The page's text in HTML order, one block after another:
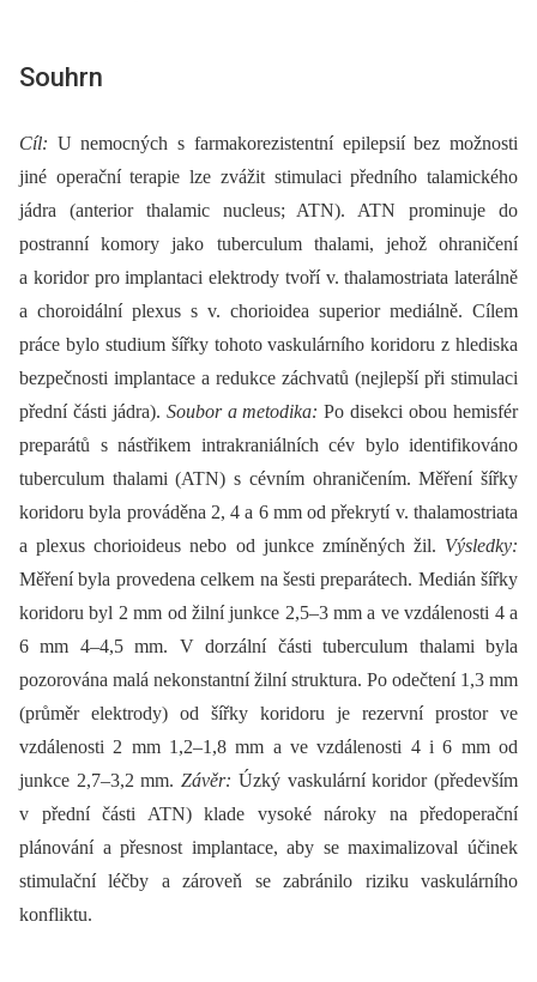
Souhrn
Cíl: U nemocných s farmakorezistentní epilepsií bez možnosti
jiné operační terapie lze zvážit stimulaci předního talamického
jádra (anterior thalamic nucleus; ATN). ATN prominuje do
postranní komory jako tuberculum thalami, jehož ohraničení
a koridor pro implantaci elektrody tvoří v. thalamostriata laterálně
a choroidální plexus s v. chorioidea superior mediálně. Cílem
práce bylo studium šířky tohoto vaskulárního koridoru z hlediska
bezpečnosti implantace a redukce záchvatů (nejlepší při stimulaci
přední části jádra). Soubor a metodika: Po disekci obou hemisfér
preparátů s nástřikem intrakraniálních cév bylo identifikováno
tuberculum thalami (ATN) s cévním ohraničením. Měření šířky
koridoru byla prováděna 2, 4 a 6 mm od překrytí v. thalamostriata
a plexus chorioideus nebo od junkce zmíněných žil. Výsledky:
Měření byla provedena celkem na šesti preparátech. Medián šířky
koridoru byl 2 mm od žilní junkce 2,5–3 mm a ve vzdálenosti 4 a
6 mm 4–4,5 mm. V dorzální části tuberculum thalami byla
pozorována malá nekonstantní žilní struktura. Po odečtení 1,3 mm
(průměr elektrody) od šířky koridoru je rezervní prostor ve
vzdálenosti 2 mm 1,2–1,8 mm a ve vzdálenosti 4 i 6 mm od
junkce 2,7–3,2 mm. Závěr: Úzký vaskulární koridor (především
v přední části ATN) klade vysoké nároky na předoperační
plánování a přesnost implantace, aby se maximalizoval účinek
stimulační léčby a zároveň se zabránilo riziku vaskulárního
konfliktu.